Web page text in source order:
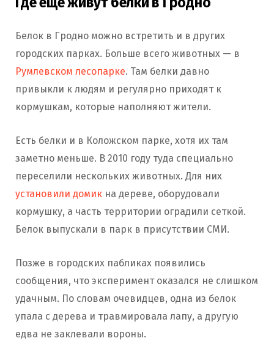
Белок в Гродно можно встретить и в других
городских парках. Больше всего животных — в
Румлевском лесопарке. Там белки давно
привыкли к людям и регулярно приходят к
кормушкам, которые наполняют жители.
Есть белки и в Коложском парке, хотя их там
заметно меньше. В 2010 году туда специально
переселили нескольких животных. Для них
установили домик на дереве, оборудовали
кормушку, а часть территории оградили сеткой.
Белок выпускали в парк в присутствии СМИ.
Позже в городских пабликах появились
сообщения, что эксперимент оказался не слишком
удачным. По словам очевидцев, одна из белок
упала с дерева и травмировала лапу, а другую
едва не заклевали вороны.